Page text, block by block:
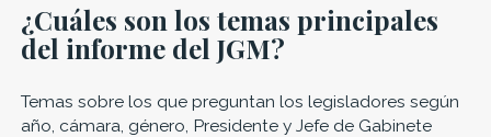
¿Cuáles son los temas principales
del informe del JGM?
Temas sobre los que preguntan los legisladores según
año, cámara, género, Presidente y Jefe de Gabinete